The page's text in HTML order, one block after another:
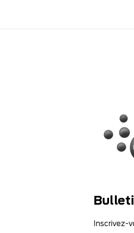
Inscrivez-